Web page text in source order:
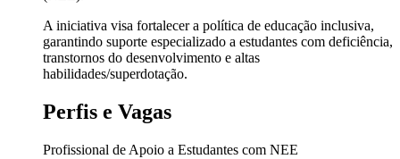
A iniciativa visa fortalecer a política de educação inclusiva,
garantindo suporte especializado a estudantes com deficiência,
transtornos do desenvolvimento e altas
habilidades/superdotação.
Perfis e Vagas
Profissional de Apoio a Estudantes com NEE